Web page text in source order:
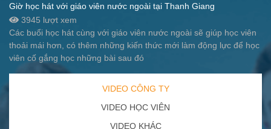
Giờ học hát với giáo viên nước ngoài tại Thanh Giang
3945 lượt xem
Các buổi học hát cùng với giáo viên nước ngoài sẽ giúp học viên
thoải mái hơn, có thêm những kiến thức mới làm động lực để học
viên cố gắng học những bài sau đó
VIDEO CÔNG TY
VIDEO HỌC VIÊN
VIDEO KHÁC